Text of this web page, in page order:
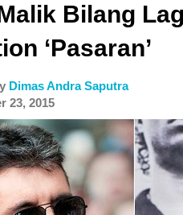
Bilang
‘Pasaran’
Dimas Andra Saputra
23, 2015